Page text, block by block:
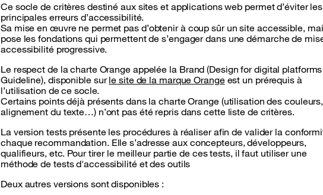
Ce socle de critères destiné aux sites et applications web permet d’éviter les
principales erreurs d’accessibilité.
Sa mise en œuvre ne permet pas d’obtenir à coup sûr un site accessible,
pose les fondations qui permettent de s’engager dans une démarche de
accessibilité progressive.
Le respect de la charte Orange appelée la Brand (Design for digital platforms
Guideline), disponible surle site de la marque Orangeest un prérequis à
l’utilisation de ce socle.
Certains points déjà présents dans la charte Orange (utilisation des couleurs,
alignement du texte…) n’ont pas été repris dans cette liste de critères.
La version tests présente les procédures à réaliser afin de valider la
chaque recommandation. Elle s’adresse aux concepteurs, développeurs,
qualifieurs, etc. Pour tirer le meilleur partie de ces tests, il faut utiliser une
méthode de tests d'accessibilité et des outils
Deux autres versions sont disponibles :